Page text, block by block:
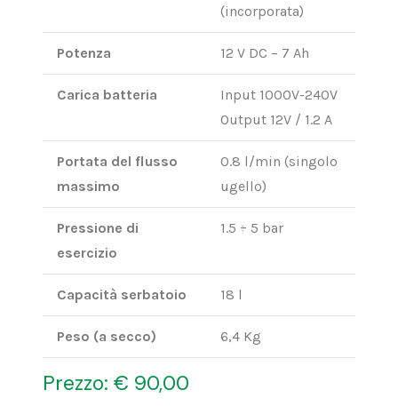
(incorporata)
Potenza 12 V DC – 7 Ah
Carica batteria
Input 1000V-240V
Output 12V / 1.2 A
Portata del flusso
massimo
0.8 l/min (singolo
ugello)
Pressione di
esercizio
1.5 ÷ 5 bar
Capacità serbatoio 18 l
Peso (a secco) 6,4 Kg
Prezzo: € 90,00